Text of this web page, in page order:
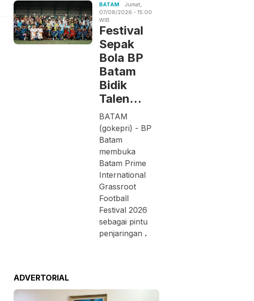
BATAM
Jumat,
07/08/2026 - 15:00
WIB
Festival
Sepak
Bola BP
Batam
Bidik
Talen…
BATAM
(gokepri) - BP
Batam
membuka
Batam Prime
International
Grassroot
Football
Festival 2026
sebagai pintu
penjaringan .
ADVERTORIAL